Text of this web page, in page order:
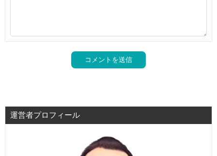
運営者プロフィール